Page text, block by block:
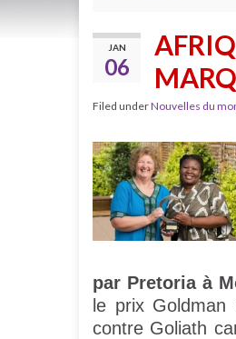
JAN
06
Filed underNouvelles du
par Pretoria à
le prix Goldman
contre Goliath